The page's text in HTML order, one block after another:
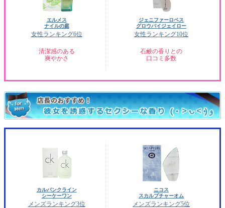
エルメス
ナイルの庭
女性ランキング6位
清潔感のある
爽やかさ
ジェニファーロペス
グロウバイジェイロー
女性ランキング10位
石鹸の香りとの
口コミ多数
カルバンクライン
シーケーワン
メンズランキング3位
ニコス
スカルプチャーオム
メンズランキング5位